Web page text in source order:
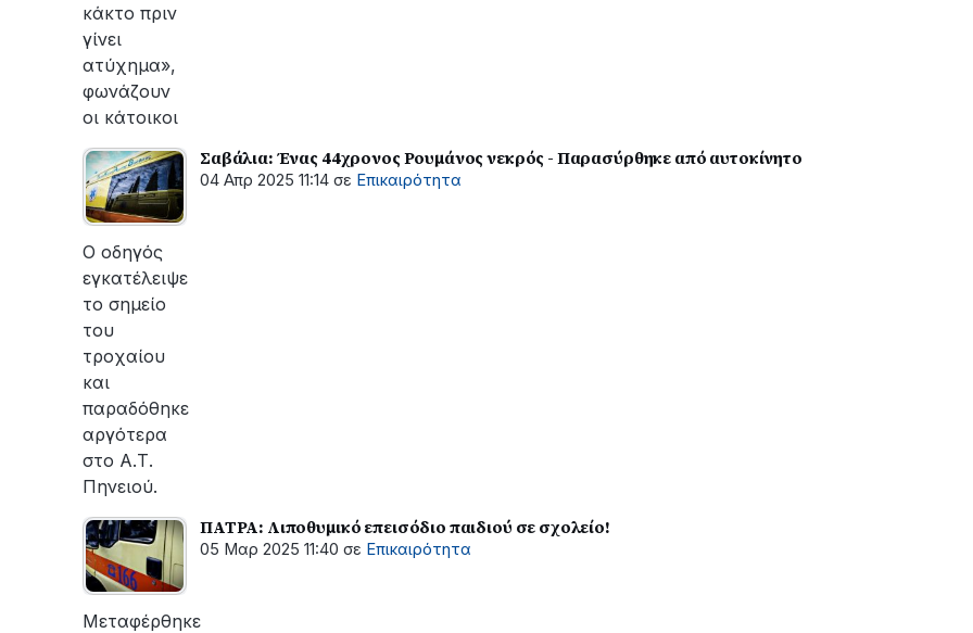
κάκτο πριν
γίνει
ατύχημα»,
φωνάζουν
οι κάτοικοι
Σαβάλια: Ένας 44χρονος Ρουμάνος νεκρός - Παρασύρθηκε από αυτοκίνητο
04 Απρ 2025 11:14 σε Επικαιρότητα
Ο οδηγός
εγκατέλειψε
το σημείο
του
τροχαίου
και
παραδόθηκε
αργότερα
στο Α.Τ.
Πηνειού.
ΠΑΤΡΑ: Λιποθυμικό επεισόδιο παιδιού σε σχολείο!
05 Μαρ 2025 11:40 σε Επικαιρότητα
Μεταφέρθηκε